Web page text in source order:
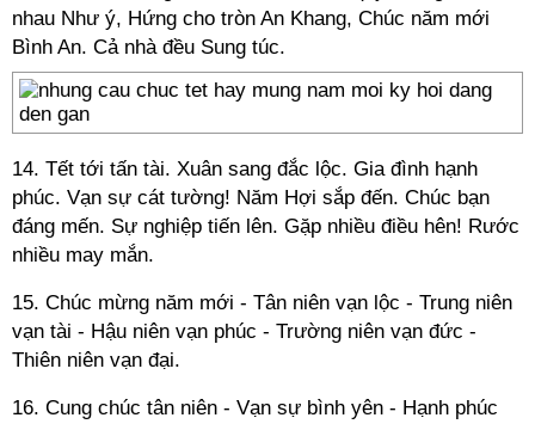
nhau Như ý, Hứng cho tròn An Khang, Chúc năm mới
Bình An. Cả nhà đều Sung túc.
14. Tết tới tấn tài. Xuân sang đắc lộc. Gia đình hạnh
phúc. Vạn sự cát tường! Năm Hợi sắp đến. Chúc bạn
đáng mến. Sự nghiệp tiến lên. Gặp nhiều điều hên! Rước
nhiều may mắn.
15. Chúc mừng năm mới - Tân niên vạn lộc - Trung niên
vạn tài - Hậu niên vạn phúc - Trường niên vạn đức -
Thiên niên vạn đại.
16. Cung chúc tân niên - Vạn sự bình yên - Hạnh phúc